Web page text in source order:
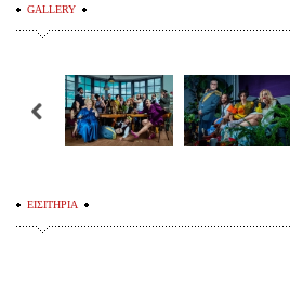
GALLERY
ΕΙΣΙΤΗΡΙΑ